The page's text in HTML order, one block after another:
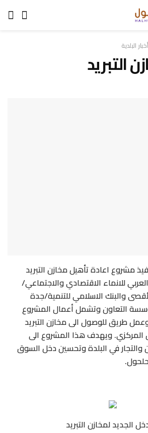
أخبار البلدية
التبريد
مشروع اعادة تأهيل مخازن التبريد
للانماء الاقتصادي والاجتماعي/
والبنك الاسلامي للتنمية/جدة
التعاون وتشمل أعمال المشروع
طريق للوصول الى مخازن التبريد
ويهدف هذا المشروع الى
في البلدة وتحسين دخل السوق
حلحول.
الجديد لمخازن التبريد